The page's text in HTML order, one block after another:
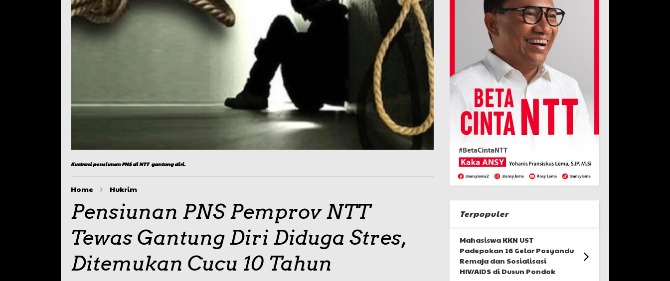
Ilustrasi pensiunan PNS di NTT gantung diri.
Home Hukrim
Pensiunan PNS Pemprov NTT
Tewas Gantung Diri Diduga Stres,
Ditemukan Cucu 10 Tahun
Terpopuler
Mahasiswa KKN UST
Padepokan 16 Gelar Posyandu
Remaja dan Sosialisasi
HIV/AIDS di Dusun Pondok